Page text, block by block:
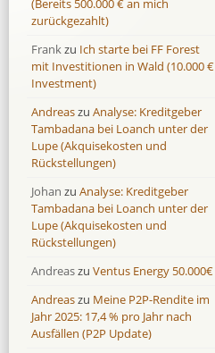
Finbee (CZK)
0,0 %
HeavyFinance
IUVO Group
-32,2 %
Lenndy
-314,6 %
Moncera
8,0 %
Monestro
9,1 %
Neo Finance
Omaraha
16,4 %
Finbee (CZK)
0,0 %
HeavyFinance
IUVO Group
-55,0 %
Lenndy
146,5 %
Moncera
11,1 %
Monestro
>1000%
Neo Finance
Omaraha
18,0 %
(Bereits 500.000 € an mich
zurückgezahlt)
Frankzu Ich starte bei FF Forest
mit Investitionen in Wald (10.000 €
Investment)
Andreaszu Analyse: Kreditgeber
Tambadana bei Loanch unter der
Lupe (Akquisekosten und
Rückstellungen)
Johan zu Analyse: Kreditgeber
Tambadana bei Loanch unter der
Lupe (Akquisekosten und
Rückstellungen)
Andreaszu Ventus Energy 50.000€
Andreaszu Meine P2P-Rendite im
Jahr 2025: 17,4 % pro Jahr nach
Ausfällen (P2P Update)